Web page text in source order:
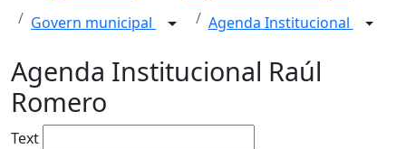
Govern municipal
Agenda Institucional
Agenda Institucional Raúl
Romero
Text